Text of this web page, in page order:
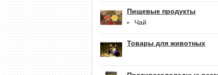
Пищевые продукты
Чай
Товары для животных